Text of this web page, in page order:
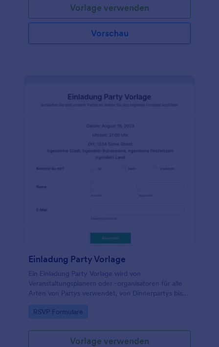
Apartmentgebäude zu betreten.
Vorlage verwenden
Vorschau
Einladung Party Vorlage
Ein Einladung Party Vorlage wird von
Veranstaltungsplanern oder -organisatoren für alle
Arten von Partys verwendet, von Dinnerpartys bis
Einweihungspartys und mehr.
Go to Category:
RSVP Formulare
Vorlage verwenden